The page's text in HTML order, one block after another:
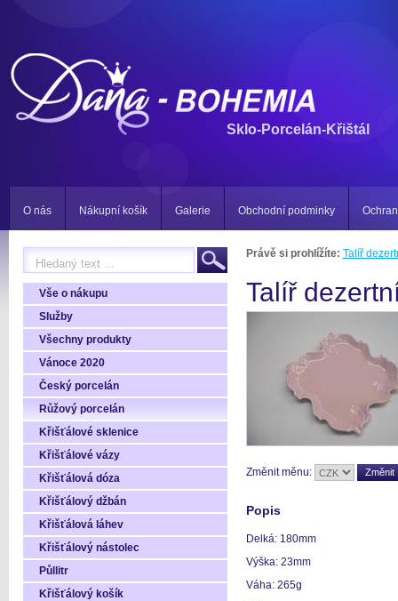
Sklo-Porcelán-Křištál
O nás Nákupní košík Galerie Obchodní podminky
Vše o nákupu
Služby
Všechny produkty
Vánoce 2020
Český porcelán
Růžový porcelán
Křišťálové sklenice
Křišťálové vázy
Křišťálová dóza
Křišťálový džbán
Křišťálová láhev
Křišťálový nástolec
Půllitr
Křišťálový košík
Právě si prohlížíte: Talíř
Talíř
Změnit měnu:
Popis
Delká: 180mm
Výška: 23mm
Váha: 265g